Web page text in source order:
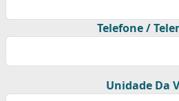
Telefone /
Unidade Da